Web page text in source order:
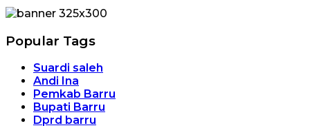
Popular Tags
Suardi saleh
Andi Ina
Pemkab Barru
Bupati Barru
Dprd barru